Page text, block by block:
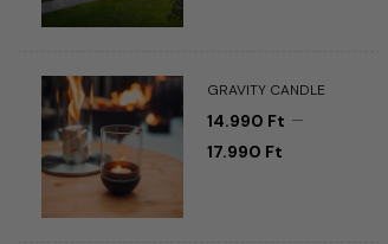
GRAVITY CANDLE
14.990 Ft –
17.990 Ft